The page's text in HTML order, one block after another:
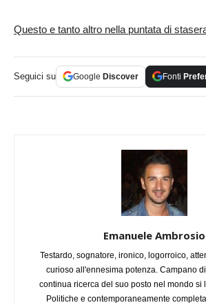
Questo e tanto altro nella puntata di
Seguici su Google Discover Fonti
Emanuele Ambrosio
Testardo, sognatore, ironico, logorroico,
curioso all'ennesima potenza. Campano
continua ricerca del suo posto nel mondo si
Politiche e contemporaneamente